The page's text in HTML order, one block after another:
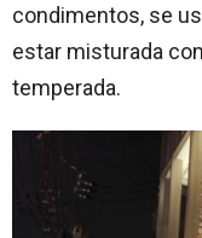
condimentos, se
estar misturada
temperada.